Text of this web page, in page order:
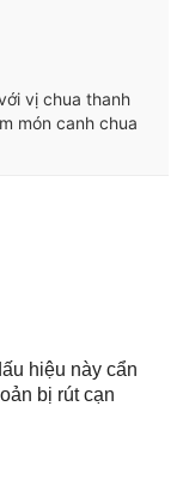
vị chua thanh
món canh chua
hiệu này cẩn
bị rút cạn